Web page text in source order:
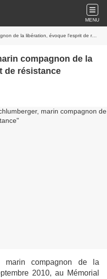
MENU
de la libération, évoque l'esprit de résistance
compagnon de la
de résistance
marin compagnon de la
2010, au Mémorial